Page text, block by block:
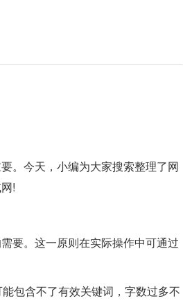
。今天，小编为大家搜索整理了网
!
要。这一原则在实际操作中可通过
包含不了有效关键词，字数过多不